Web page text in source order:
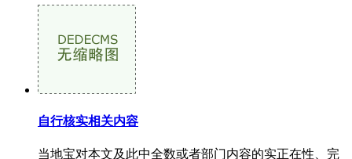
自行核实相关内容
当地宝对本文及此中全数或者部门内容的实正在性、完